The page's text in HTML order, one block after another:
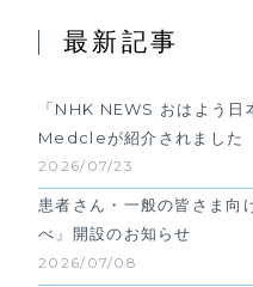
最新記事
2026/07/23
「NHK NEWS おはよう日
Medcleが紹介されました
2026/07/08
患者さん・一般の皆さま向
べ」開設のお知らせ